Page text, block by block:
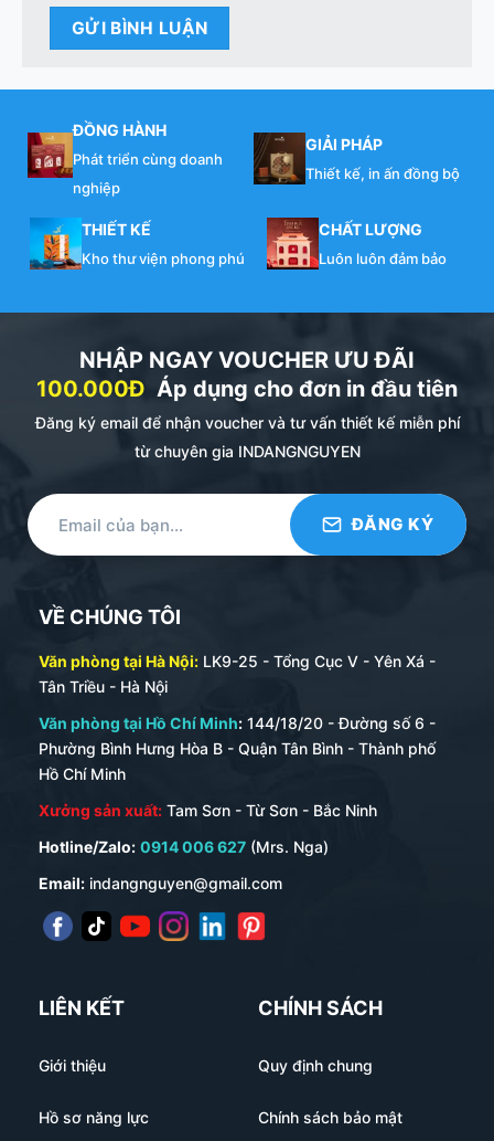
ĐỒNG HÀNH
Phát triển cùng doanh
nghiệp
GIẢI PHÁP
Thiết kế, in ấn đồng bộ
THIẾT KẾ
Kho thư viện phong phú
CHẤT LƯỢNG
Luôn luôn đảm bảo
NHẬP NGAY VOUCHER ƯU ĐÃI
100.000Đ Áp dụng cho đơn in đầu tiên
Đăng ký email để nhận voucher và tư vấn thiết kế miễn phí
từ chuyên gia INDANGNGUYEN
VỀ CHÚNG TÔI
Văn phòng tại Hà Nội: LK9-25 - Tổng Cục V - Yên Xá -
Tân Triều - Hà Nội
Văn phòng tại Hồ Chí Minh: 144/18/20 - Đường số 6 -
Phường Bình Hưng Hòa B - Quận Tân Bình - Thành phố
Hồ Chí Minh
Xưởng sản xuất: Tam Sơn - Từ Sơn - Bắc Ninh
Hotline/Zalo: 0914 006 627 (Mrs. Nga)
Email: indangnguyen@gmail.com
LIÊN KẾT
Giới thiệu
Hồ sơ năng lực
CHÍNH SÁCH
Quy định chung
Chính sách bảo mật